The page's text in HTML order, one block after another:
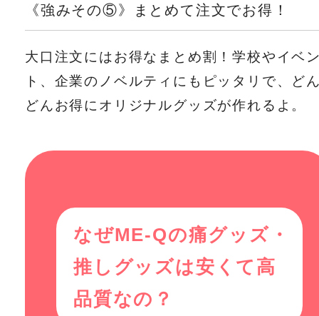
《強みその⑤》まとめて注文でお得！
大口注文にはお得なまとめ割！学校やイベ
ト、企業のノベルティにもピッタリで、ど
どんお得にオリジナルグッズが作れるよ。
なぜME-Qの痛グッズ・
推しグッズは安くて高
品質なの？